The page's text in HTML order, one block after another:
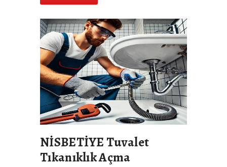
NİSBETİYE Tuvalet
Tıkanıklık Açma